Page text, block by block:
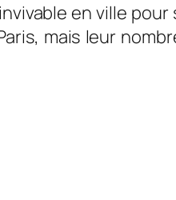
en ville
mais leur